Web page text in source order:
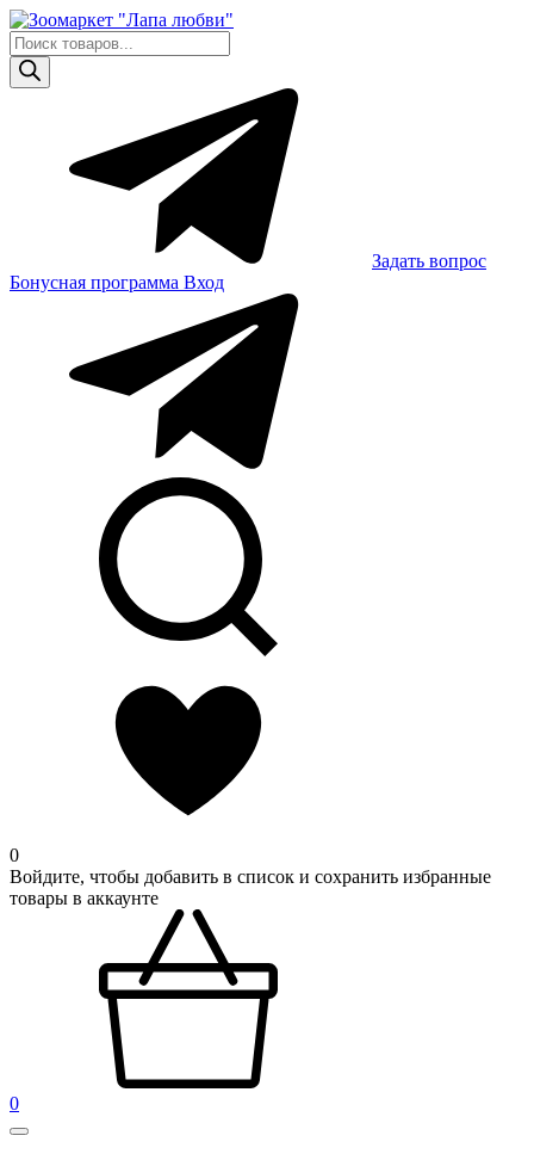
Skip
to
content
Поиск
товаров
Задать вопрос
Бонусная программа Вход
0
Войдите, чтобы добавить в список и сохранить избранные
товары в аккаунте
0